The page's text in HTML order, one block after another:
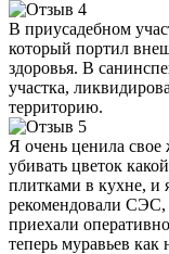
В приусадебном
который портил
здоровья. В
участка,
территорию.
Я очень ценила свое
убивать цветок
плитками в кухне, и
рекомендовали СЭС,
приехали
теперь муравьев как